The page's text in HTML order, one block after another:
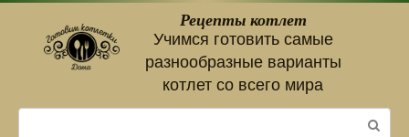
контенту
Рецепты котлет
Учимся готовить самые
разнообразные варианты
котлет со всего мира